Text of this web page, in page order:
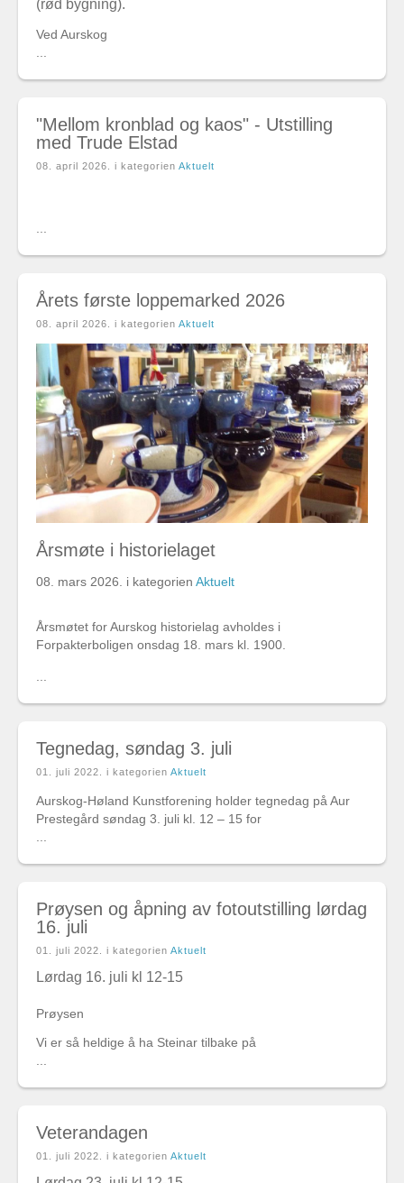
(rød bygning).
Ved Aurskog
"Mellom kronblad og kaos" - Utstilling
med Trude Elstad
08. april 2026 . i kategorien Aktuelt
Årets første loppemarked 2026
08. april 2026 . i kategorien Aktuelt
Årsmøte i historielaget
08. mars 2026 . i kategorien Aktuelt
Årsmøtet for Aurskog historielag avholdes i
Forpakterboligen onsdag 18. mars kl. 1900.
Tegnedag, søndag 3. juli
01. juli 2022 . i kategorien Aktuelt
Aurskog-Høland Kunstforening holder tegnedag på Aur
Prestegård søndag 3. juli kl. 12 – 15 for
Prøysen og åpning av fotoutstilling lørdag
16. juli
01. juli 2022 . i kategorien Aktuelt
Lørdag 16. juli kl 12-15
Prøysen
Vi er så heldige å ha Steinar tilbake på
Veterandagen
01. juli 2022 . i kategorien Aktuelt